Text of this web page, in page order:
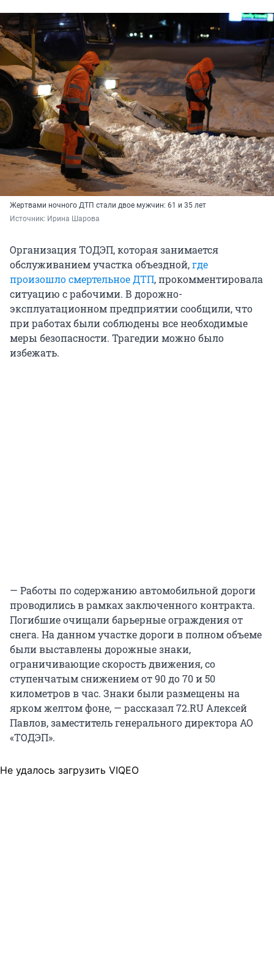
Жертвами ночного ДТП стали двое мужчин: 61 и 35 лет
Источник: Ирина Шарова
Организация ТОДЭП, которая занимается
обслуживанием участка объездной,где
произошло смертельное ДТП, прокомментировала
ситуацию с рабочими. В дорожно-
эксплуатационном предприятии сообщили, что
при работах были соблюдены все необходимые
меры безопасности. Трагедии можно было
избежать.
— Работы по содержанию автомобильной дороги
проводились в рамках заключенного контракта.
Погибшие очищали барьерные ограждения от
снега. На данном участке дороги в полном объеме
были выставлены дорожные знаки,
ограничивающие скорость движения, со
ступенчатым снижением от 90 до 70 и 50
километров в час. Знаки были размещены на
ярком желтом фоне, — рассказал 72.RU Алексей
Павлов, заместитель генерального директора АО
«ТОДЭП».
Не удалось загрузить VIQEO